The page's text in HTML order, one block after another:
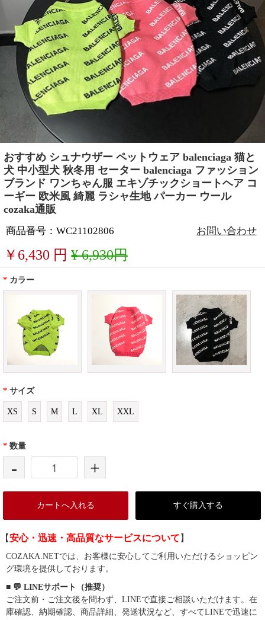
おすすめ シュナウザー ペットウェア balenciaga 猫と
犬 中小型犬 秋冬用 セーター balenciaga ファッション
ブランド ワンちゃん服 エキゾチックショートヘア コ
ーギー 欧米風 綺麗 ラシャ生地 パーカー ウール
cozaka通販
商品番号：WC21102806 お問い合わせ
￥ 6,430 円 ¥ 6,930円
* カラー
* サイズ
XS S M L XL XXL
* 数量
- +
カートへ入れる すぐ購入する
【安心・迅速・高品質なサービスについて 】
COZAKA.NETでは、お客様に安心してご利用いただけるショッピン
グ環境を提供しております。
■ 💬 LINEサポート（推奨）
ご注文前・ご注文後を問わず、LINEで直接ご相談いただけます。在
庫確認、納期確認、商品詳細、発送状況など、すべてLINEで迅速に